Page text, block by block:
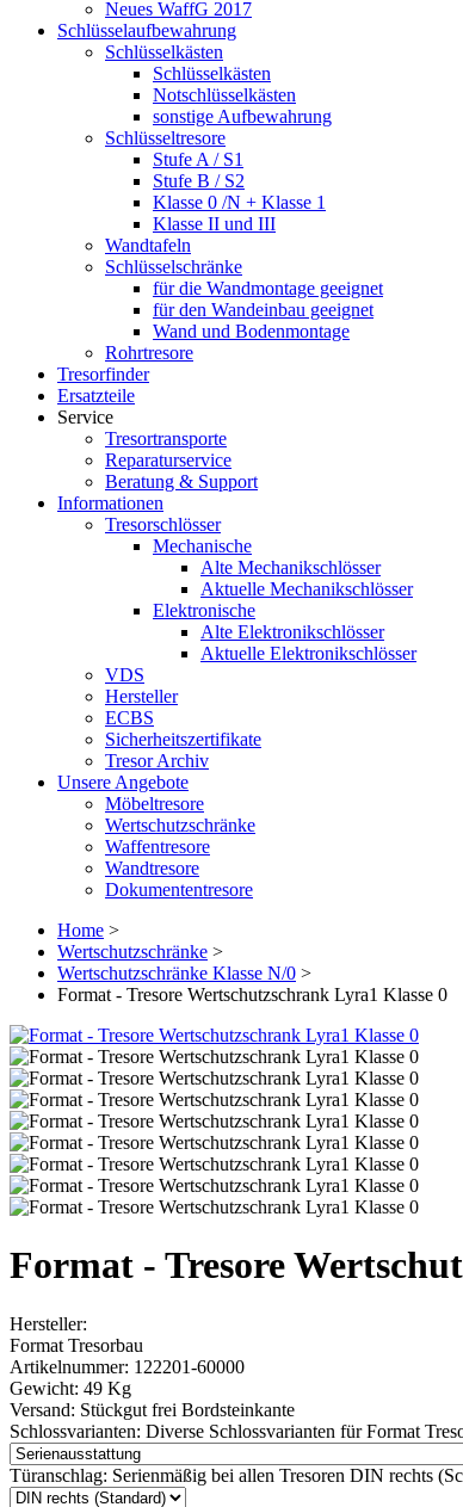
Neues WaffG 2017
Schlüsselaufbewahrung
Schlüsselkästen
Schlüsselkästen
Notschlüsselkästen
sonstige Aufbewahrung
Schlüsseltresore
Stufe A / S1
Stufe B / S2
Klasse 0 /N + Klasse 1
Klasse II und III
Wandtafeln
Schlüsselschränke
für die Wandmontage geeignet
für den Wandeinbau geeignet
Wand und Bodenmontage
Rohrtresore
Tresorfinder
Ersatzteile
Service
Tresortransporte
Reparaturservice
Beratung & Support
Informationen
Tresorschlösser
Mechanische
Alte Mechanikschlösser
Aktuelle Mechanikschlösser
Elektronische
Alte Elektronikschlösser
Aktuelle Elektronikschlösser
VDS
Hersteller
ECBS
Sicherheitszertifikate
Tresor Archiv
Unsere Angebote
Möbeltresore
Wertschutzschränke
Waffentresore
Wandtresore
Dokumententresore
Home >
Wertschutzschränke >
Wertschutzschränke Klasse N/0 >
Format - Tresore Wertschutzschrank Lyra1 Klasse 0
Format - Tresore
Hersteller:
Format Tresorbau
Artikelnummer: 122201-60000
Gewicht: 49 Kg
Versand: Stückgut frei Bordsteinkante
Schlossvarianten: Diverse Schlossvarianten für Format
Türanschlag: Serienmäßig bei allen Tresoren DIN rechts